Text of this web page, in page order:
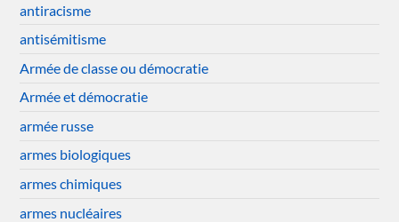
antiracisme
antisémitisme
Armée de classe ou démocratie
Armée et démocratie
armée russe
armes biologiques
armes chimiques
armes nucléaires